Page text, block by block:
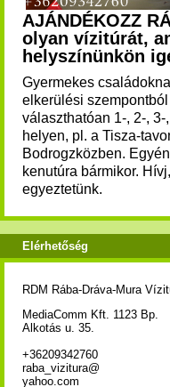
AJÁNDÉKOZZ
olyan vízitúrát,
helyszínünkön
Gyermekes
elkerülési
választhatóan 1-, 2-,
helyen, pl. a Tisza-
Bodrogzközben.
kenutúra bármikor. Hívj,
egyeztetünk.
Elérhetőség
RDM Rába-Dráva-Mura
MediaComm Kft. 1123 Bp.
Alkotás u. 35.
+36209342760
raba_vizitura@
yahoo.com